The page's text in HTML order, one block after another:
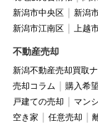
新潟市中央区
新潟
新潟市江南区
上越
不動産売却
新潟不動産売却買取
売却コラム
購入希
戸建ての売却
マン
空き家
任意売却